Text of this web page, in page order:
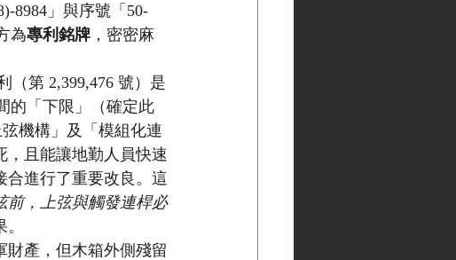
8984」與序號「50-
為專利銘牌 ，密密麻
（第 2,399,476 號）是
的「下限」（確定此
機構」及「模組化連
，且能讓地勤人員快速
合進行了重要改良。這
前，上弦與觸發連桿必
財產，但木箱外側殘留